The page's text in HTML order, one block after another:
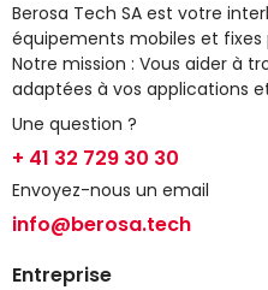
Berosa Tech SA est votre
équipements mobiles et fixes
Notre mission : Vous aider à
adaptées à vos applications
Une question ?
+ 41 32 729 30 30
Envoyez-nous un email
info@berosa.tech
Entreprise